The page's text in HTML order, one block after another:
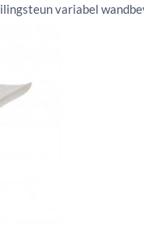
variabel